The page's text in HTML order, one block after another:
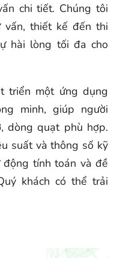
chi tiết. Chúng tôi
thiết kế đến thi
hài lòng tối đa cho
triển một ứng dụng
minh, giúp người
dòng quạt phù hợp.
suất và thông số kỹ
tính toán và đề
khách có thể trải